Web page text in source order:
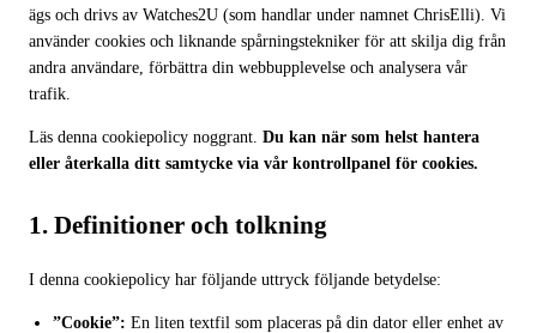
ägs och drivs av Watches2U (som handlar under namnet ChrisElli). Vi
använder cookies och liknande spårningstekniker för att skilja dig från
andra användare, förbättra din webbupplevelse och analysera vår
trafik.
Läs denna cookiepolicy noggrant. Du kan när som helst hantera
eller återkalla ditt samtycke via vår kontrollpanel för cookies.
1. Definitioner och tolkning
I denna cookiepolicy har följande uttryck följande betydelse:
”Cookie”: En liten textfil som placeras på din dator eller enhet av